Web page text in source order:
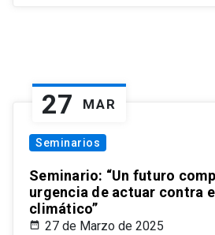
27 MAR
Seminarios
Seminario: “Un futuro
urgencia de actuar contra
climático”
27 de Marzo de 2025